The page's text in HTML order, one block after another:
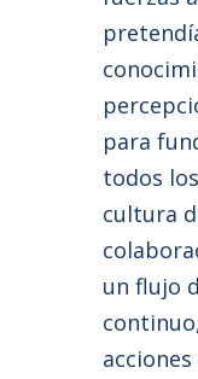
para
todos
cultura
un flujo